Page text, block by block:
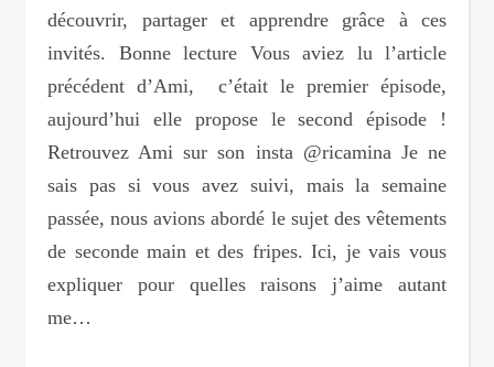
découvrir, partager et apprendre grâce à ces
invités. Bonne lecture Vous aviez lu l’article
précédent d’Ami, c’était le premier épisode,
aujourd’hui elle propose le second épisode !
Retrouvez Ami sur son insta @ricamina Je ne
sais pas si vous avez suivi, mais la semaine
passée, nous avions abordé le sujet des vêtements
de seconde main et des fripes. Ici, je vais vous
expliquer pour quelles raisons j’aime autant
me…